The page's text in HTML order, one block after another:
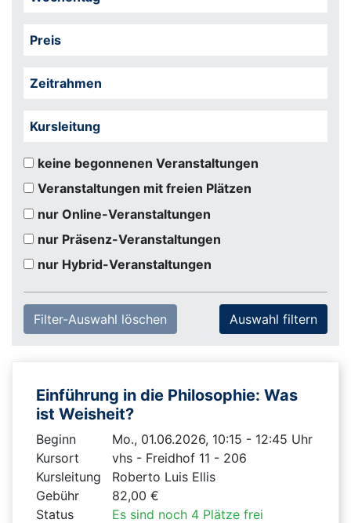
Preis
Zeitrahmen
Kursleitung
keine begonnenen Veranstaltungen
Veranstaltungen mit freien Plätzen
nur Online-Veranstaltungen
nur Präsenz-Veranstaltungen
nur Hybrid-Veranstaltungen
Filter-Auswahl löschen
Einführung in die Philosophie: Was
ist Weisheit?
Beginn
Mo., 01.06.2026, 10:15 - 12:45 Uhr
Kursort
vhs - Freidhof 11 - 206
Kursleitung
Roberto Luis Ellis
Gebühr
82,00 €
Status
Es sind noch 4 Plätze frei